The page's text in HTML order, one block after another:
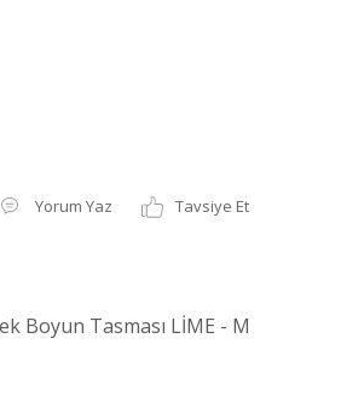
Yorum Yaz
Tavsiye Et
Boyun Tasması LİME - M